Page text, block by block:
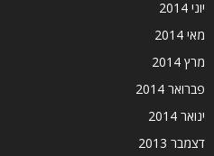
יוני 2014
מאי 2014
מרץ 2014
פברואר 2014
ינואר 2014
דצמבר 2013